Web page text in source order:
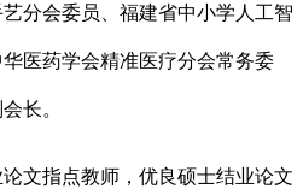
分会委员、福建省中小学人工智
医药学会精准医疗分会常务委
长。
指点教师，优良硕士结业论文